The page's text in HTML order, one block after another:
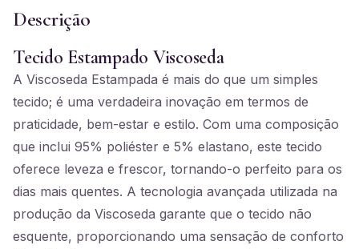
Descrição
Tecido Estampado Viscoseda
A Viscoseda Estampada é mais do que um simples
tecido; é uma verdadeira inovação em termos de
praticidade, bem-estar e estilo. Com uma composição
que inclui 95% poliéster e 5% elastano, este tecido
oferece leveza e frescor, tornando-o perfeito para os
dias mais quentes. A tecnologia avançada utilizada na
produção da Viscoseda garante que o tecido não
esquente, proporcionando uma sensação de conforto